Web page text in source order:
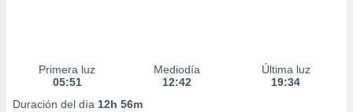
Primera luz
05:51
Mediodía
12:42
Última luz
19:34
Duración del día 12h 56m